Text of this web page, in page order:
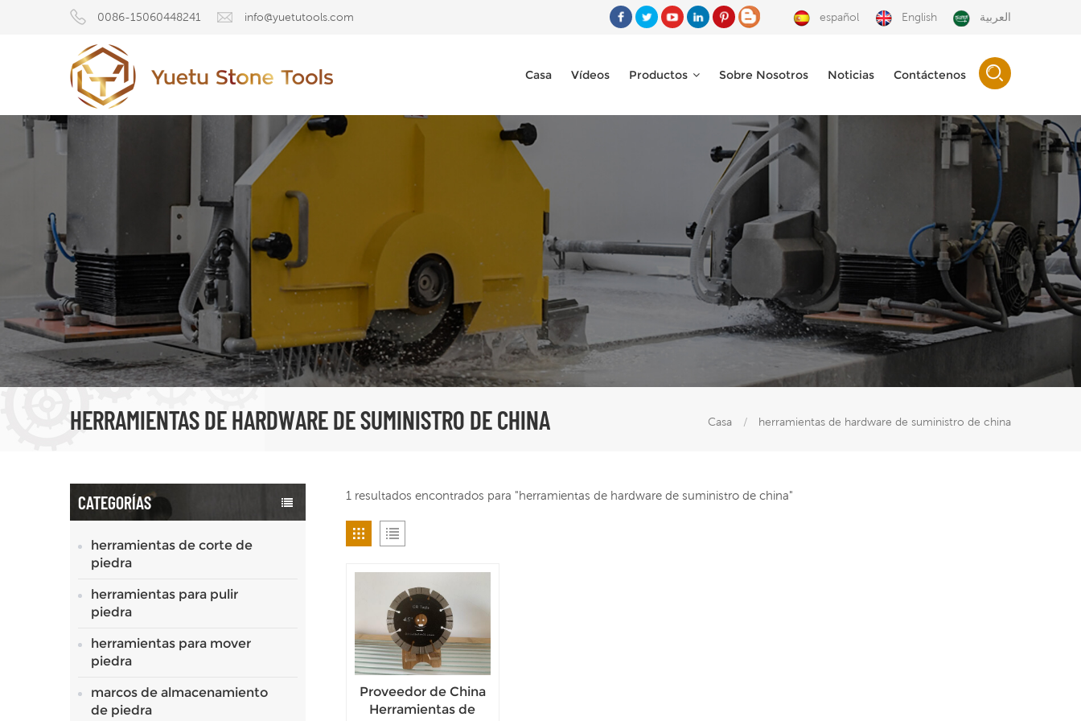
0086-15060448241 info@yuetutools.com español English العربية
Casa Vídeos Productos Sobre Nosotros Noticias Contáctenos
HERRAMIENTAS DE HARDWARE DE SUMINISTRO DE CHINA Casa / herramientas de hardware de suministro de china
CATEGORÍAS
herramientas de corte de
piedra
herramientas para pulir
piedra
herramientas para mover
piedra
marcos de almacenamiento
de piedra
1 resultados encontrados para "herramientas de hardware de suministro de china"
Proveedor de China
Herramientas de